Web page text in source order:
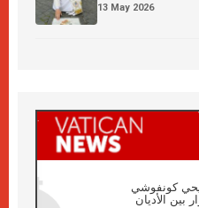
13 May 2026
كونفوشي
بين الأديان